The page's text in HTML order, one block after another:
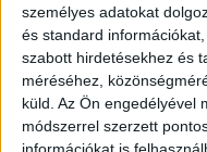
személyes adatokat
és standard
szabott hirdetésekhez és
méréséhez,
küld. Az Ön engedélyével
módszerrel szerzett
Pellegrini, Carlo
Statesmen No. 71.
"One of the Lambs
the Political Fold."